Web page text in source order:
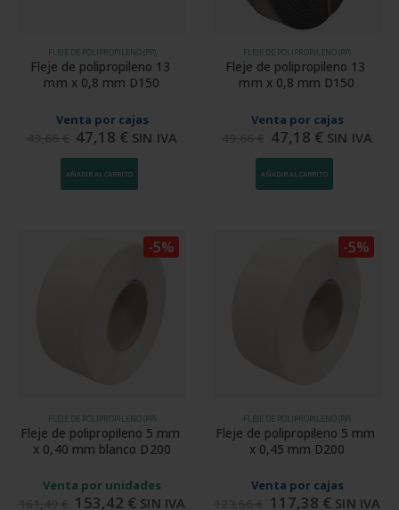
FLEJE DE POLIPROPILENO (PP)
Fleje de polipropileno 13
mm x 0,8 mm D150
Venta por cajas
47,18 € SIN IVA
AÑADIR AL CARRITO
FLEJE DE POLIPROPILENO (PP)
Fleje de polipropileno 13
mm x 0,8 mm D150
Venta por cajas
47,18 € SIN IVA
AÑADIR AL CARRITO
FLEJE DE POLIPROPILENO (PP)
Fleje de polipropileno 5 mm
x 0,40 mm blanco D200
Venta por unidades
153,42 € SIN IVA
-5%
FLEJE DE POLIPROPILENO (PP)
Fleje de polipropileno 5 mm
x 0,45 mm D200
Venta por cajas
117,38 € SIN IVA
-5%